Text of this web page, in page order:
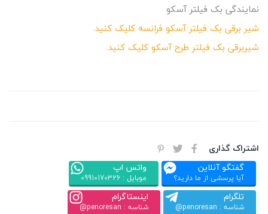
نمایندگی بک فیلتر آسکو
شیر برقی بک فیلتر آسکو فرانسه کلیک کنید.
شیربرقی بک فیلتر طرح آسکو کلیک کنید.
اشتراک گذاری
گفتگو آنلاین
آیا پرسشی از ما دارید؟
واتس اپ
موبایل : 09910170326
تلگرام
شناسه : penoresan@
اینستاگرام
شناسه : penoresan@